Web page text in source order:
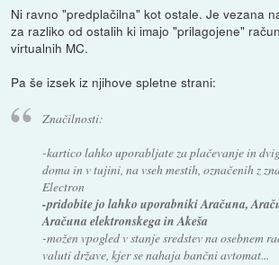
Ni ravno "predplačilna" kot ostale. Je vezana
za razliko od ostalih ki imajo "prilagojene"
virtualnih MC.
Pa še izsek iz njihove spletne strani:
Značilnosti:
-kartico lahko uporabljate za plačevanje in
doma in v tujini, na vseh mestih, označenih z
Electron
-pridobite jo lahko uporabniki Aračuna,
Aračuna elektronskega in Akeša
-možen vpogled v stanje sredstev na osebnem
valuti države, kjer se nahaja bančni avtomat...